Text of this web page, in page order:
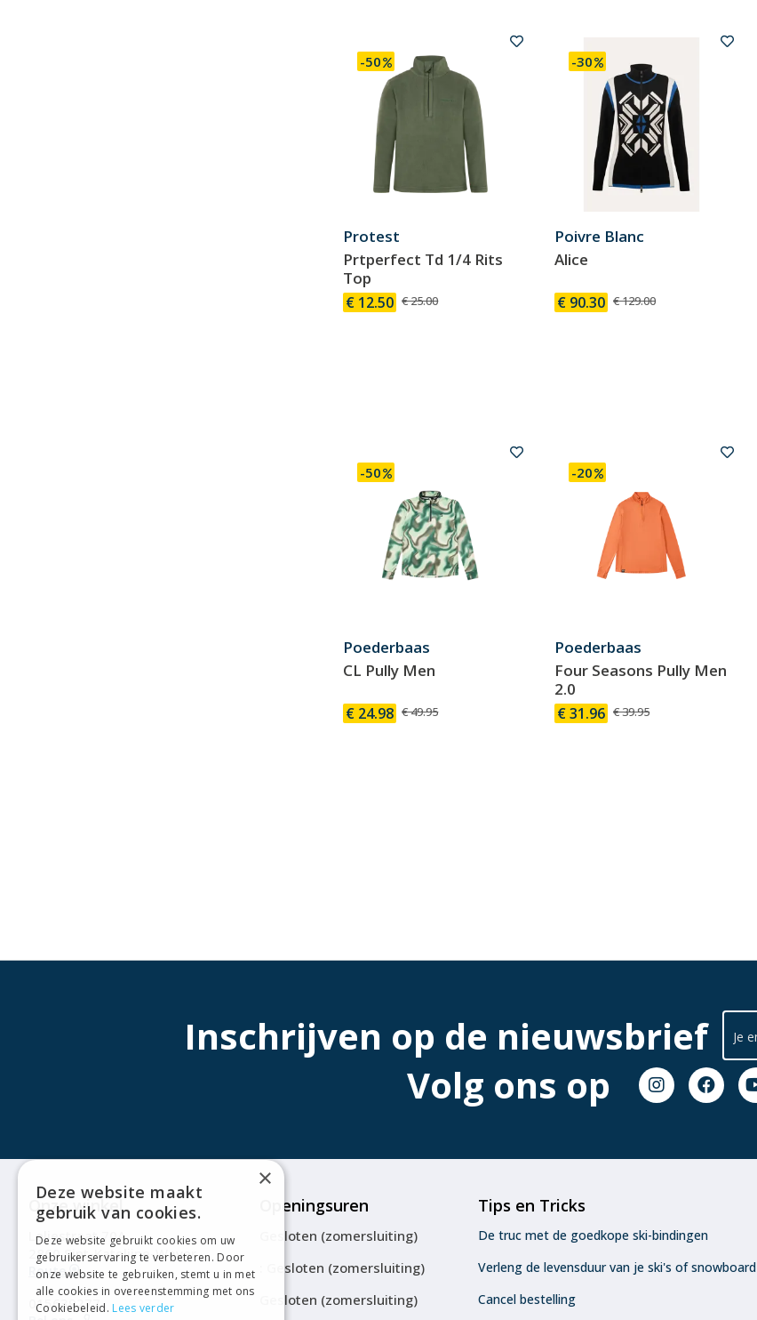
Protest
Prtperfect Td 1/4 Rits
Top
€ 12.50 € 25.00
-50
Poivre Blanc
Alice
€ 90.30 € 129.00
-30
Poederbaas
CL Pully Men
€ 24.98 € 49.95
-50
Poederbaas
Four Seasons Pully Men
2.0
€ 31.96 € 39.95
-20
Inschrijven op de nieuwsbrief
Volg ons op
Onze winkel
Leliestraat 70A
2860 Sint-Katelijne-Waver
Route
015639277
Openingsuren
Gesloten (zomersluiting)
: Gesloten (zomersluiting)
Gesloten (zomersluiting)
Tips en Tricks
De truc met de goedkope ski-bindingen
Verleng de levensduur van je ski's of snowboard
Cancel bestelling
×
Deze website maakt
gebruik van cookies.
Deze website gebruikt cookies om uw
gebruikerservaring te verbeteren. Door
onze website te gebruiken, stemt u in met
alle cookies in overeenstemming met ons
Cookiebeleid. Lees verder